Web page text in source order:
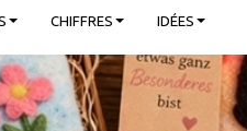
CHIFFRES IDÉES